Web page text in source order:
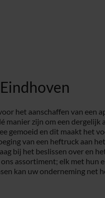
het aanschaffen van een
zijn om een dergelijk
gemoeid en dit maakt het
van een heftruck aan
bij het beslissen over en
assortiment; elk met hun
kan uw onderneming net